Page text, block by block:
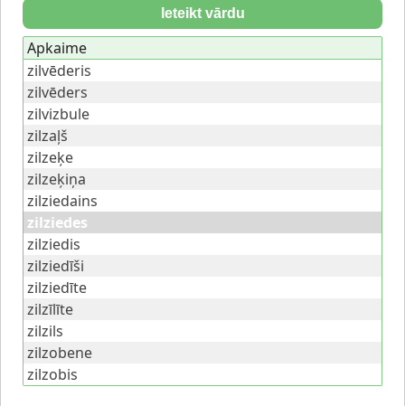
Ieteikt vārdu
Apkaime
zilvēderis
zilvēders
zilvizbule
zilzaļš
zilzeķe
zilzeķiņa
zilziedains
zilziedes
zilziedis
zilziedīši
zilziedīte
zilzīlīte
zilzils
zilzobene
zilzobis